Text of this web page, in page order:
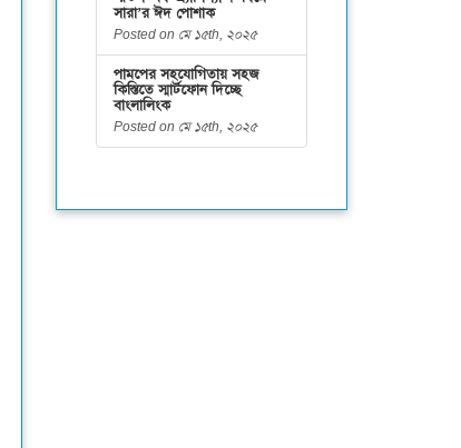
সারা’র ঈদ পোশাক
Posted on মে ১৫th, ২০২৫
পামপের সহযোগিতায় সহজ
কিস্তিতে স্মার্টফোন দিচ্ছে
বাংলালিংক
Posted on মে ১৫th, ২০২৫